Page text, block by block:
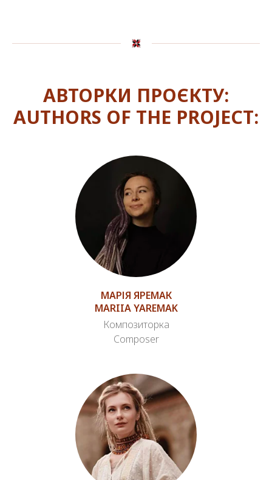
АВТОРКИ ПРОЄКТУ:
AUTHORS OF THE PROJECT:
МАРІЯ ЯРЕМАК
MARIIA YAREMAK
Композиторка
Composer